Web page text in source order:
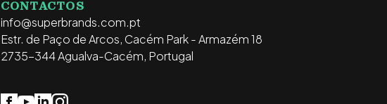
CONTACTOS
info@superbrands.com.pt
Estr. de Paço de Arcos, Cacém Park - Armazém 18
2735-344 Agualva-Cacém, Portugal